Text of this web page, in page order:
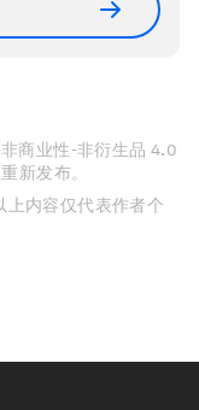
商业性-非衍生品 4.0
新发布。
上内容仅代表作者个